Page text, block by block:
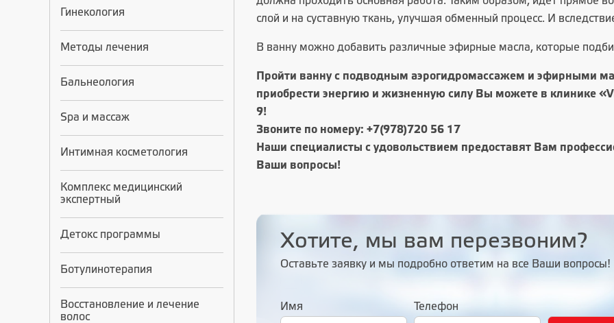
Гинекология
Методы лечения
Бальнеология
Spa и массаж
Интимная косметология
Комплекс медицинский
экспертный
Детокс программы
Ботулинотерапия
Восстановление и лечение
волос
слой и на суставную ткань, улучшая обменный процесс. И
В ванну можно добавить различные эфирные масла, которые
Пройти ванну с подводным аэрогидромассажем и эфирными
приобрести энергию и жизненную силу Вы можете в клинике
9!
Звоните по номеру: +7(978)720 56 17
Наши специалисты с удовольствием предоставят Вам
Ваши вопросы!
Хотите, мы вам перезвоним?
Оставьте заявку и мы подробно ответим на все Ваши вопросы!
Имя Телефон